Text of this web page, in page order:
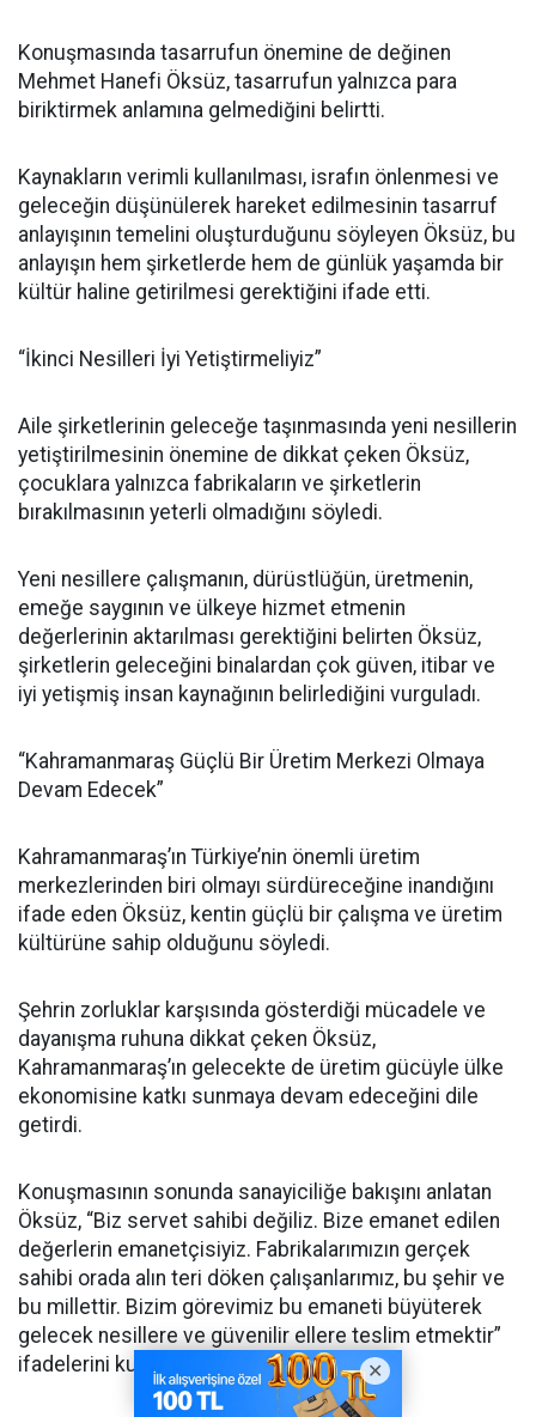
Konuşmasında tasarrufun önemine de değinen
Mehmet Hanefi Öksüz, tasarrufun yalnızca para
biriktirmek anlamına gelmediğini belirtti.
Kaynakların verimli kullanılması, israfın önlenmesi ve
geleceğin düşünülerek hareket edilmesinin tasarruf
anlayışının temelini oluşturduğunu söyleyen Öksüz, bu
anlayışın hem şirketlerde hem de günlük yaşamda bir
kültür haline getirilmesi gerektiğini ifade etti.
“İkinci Nesilleri İyi Yetiştirmeliyiz”
Aile şirketlerinin geleceğe taşınmasında yeni nesillerin
yetiştirilmesinin önemine de dikkat çeken Öksüz,
çocuklara yalnızca fabrikaların ve şirketlerin
bırakılmasının yeterli olmadığını söyledi.
Yeni nesillere çalışmanın, dürüstlüğün, üretmenin,
emeğe saygının ve ülkeye hizmet etmenin
değerlerinin aktarılması gerektiğini belirten Öksüz,
şirketlerin geleceğini binalardan çok güven, itibar ve
iyi yetişmiş insan kaynağının belirlediğini vurguladı.
“Kahramanmaraş Güçlü Bir Üretim Merkezi Olmaya
Devam Edecek”
Kahramanmaraş’ın Türkiye’nin önemli üretim
merkezlerinden biri olmayı sürdüreceğine inandığını
ifade eden Öksüz, kentin güçlü bir çalışma ve üretim
kültürüne sahip olduğunu söyledi.
Şehrin zorluklar karşısında gösterdiği mücadele ve
dayanışma ruhuna dikkat çeken Öksüz,
Kahramanmaraş’ın gelecekte de üretim gücüyle ülke
ekonomisine katkı sunmaya devam edeceğini dile
getirdi.
Konuşmasının sonunda sanayiciliğe bakışını anlatan
Öksüz, “Biz servet sahibi değiliz. Bize emanet edilen
değerlerin emanetçisiyiz. Fabrikalarımızın gerçek
sahibi orada alın teri döken çalışanlarımız, bu şehir ve
bu millettir. Bizim görevimiz bu emaneti büyüterek
gelecek nesillere ve güvenilir ellere teslim etmektir”
ifadelerini kullandı.